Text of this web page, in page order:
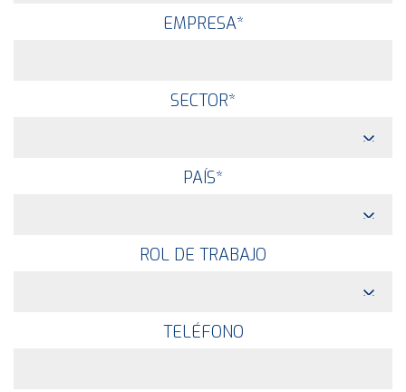
EMPRESA*
SECTOR*
PAÍS*
ROL DE TRABAJO
TELÉFONO